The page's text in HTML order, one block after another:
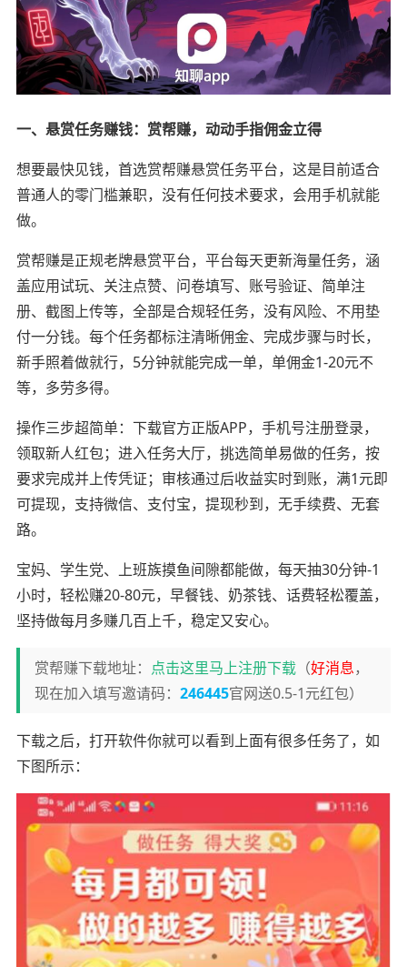
一、悬赏任务赚钱：赏帮赚，动动手指佣金立得
想要最快见钱，首选赏帮赚悬赏任务平台，这是目前适合
普通人的零门槛兼职，没有任何技术要求，会用手机就能
做。
赏帮赚是正规老牌悬赏平台，平台每天更新海量任务，涵
盖应用试玩、关注点赞、问卷填写、账号验证、简单注
册、截图上传等，全部是合规轻任务，没有风险、不用垫
付一分钱。每个任务都标注清晰佣金、完成步骤与时长，
新手照着做就行，5分钟就能完成一单，单佣金1-20元不
等，多劳多得。
操作三步超简单：下载官方正版APP，手机号注册登录，
领取新人红包；进入任务大厅，挑选简单易做的任务，按
要求完成并上传凭证；审核通过后收益实时到账，满1元即
可提现，支持微信、支付宝，提现秒到，无手续费、无套
路。
宝妈、学生党、上班族摸鱼间隙都能做，每天抽30分钟-1
小时，轻松赚20-80元，早餐钱、奶茶钱、话费轻松覆盖，
坚持做每月多赚几百上千，稳定又安心。
赏帮赚下载地址： 点击这里马上注册下载（好消息，
现在加入填写邀请码： 246445官网送0.5-1元红包）
下载之后，打开软件你就可以看到上面有很多任务了，如
下图所示：